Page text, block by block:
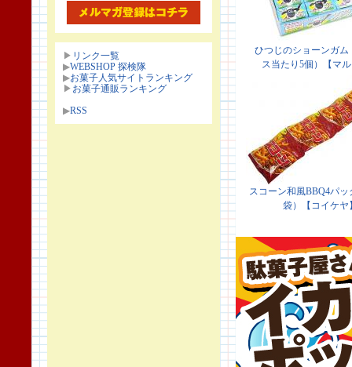
▶ リンク一覧
▶WEBSHOP 探検隊
▶お菓子人気サイトランキング
▶ お菓子通販ランキング
▶RSS